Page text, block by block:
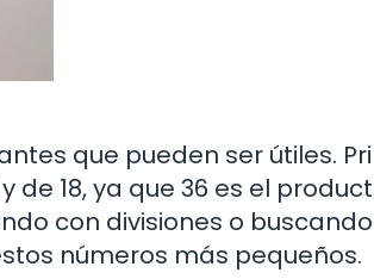
que pueden ser útiles.
de 18, ya que 36 es el
con divisiones o buscando
números más pequeños.